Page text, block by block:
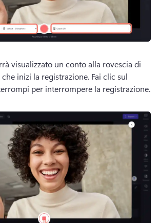
visualizzato un conto alla rovescia di
inizi la registrazione. Fai clic sul